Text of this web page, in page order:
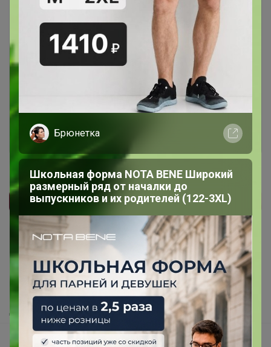
Чтобы ответить или задать вопрос
необходимо авторизоваться на сайте
Это займет меньше минуты
Войти
Как здесь все устроено?
Как сделать заказ?
Как получить?
Доставка
Шоурумы
Брюнетка
Школьная форма NOTA BENE Широкий
размерный ряд от началки до
выпускников и их родителей (122-3XL)